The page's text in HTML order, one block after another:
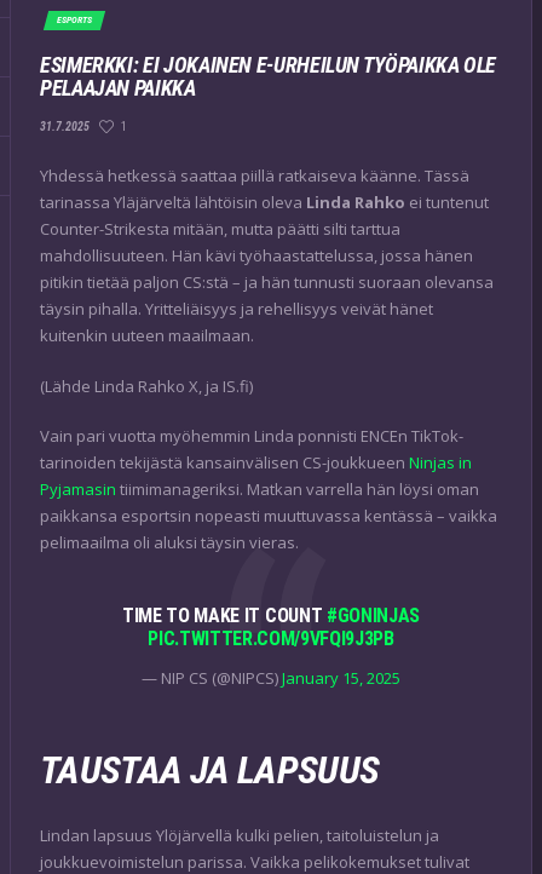
ESPORTS
ESIMERKKI: EI JOKAINEN E-URHEILUN TYÖPAIKKA OLE
PELAAJAN PAIKKA
31.7.2025 1
Yhdessä hetkessä saattaa piillä ratkaiseva käänne. Tässä
tarinassa Yläjärveltä lähtöisin oleva Linda Rahko ei tuntenut
Counter-Strikesta mitään, mutta päätti silti tarttua
mahdollisuuteen. Hän kävi työhaastattelussa, jossa hänen
pitikin tietää paljon CS:stä – ja hän tunnusti suoraan olevansa
täysin pihalla. Yritteliäisyys ja rehellisyys veivät hänet
kuitenkin uuteen maailmaan.
(Lähde Linda Rahko X, ja IS.fi)
Vain pari vuotta myöhemmin Linda ponnisti ENCEn TikTok-
tarinoiden tekijästä kansainvälisen CS-joukkueen Ninjas in
Pyjamasin tiimimanageriksi. Matkan varrella hän löysi oman
paikkansa esportsin nopeasti muuttuvassa kentässä – vaikka
pelimaailma oli aluksi täysin vieras.
TIME TO MAKE IT COUNT #GONINJAS
PIC.TWITTER.COM/9VFQI9J3PB
— NIP CS (@NIPCS)January 15, 2025
TAUSTAA JA LAPSUUS
Lindan lapsuus Ylöjärvellä kulki pelien, taitoluistelun ja
joukkuevoimistelun parissa. Vaikka pelikokemukset tulivat